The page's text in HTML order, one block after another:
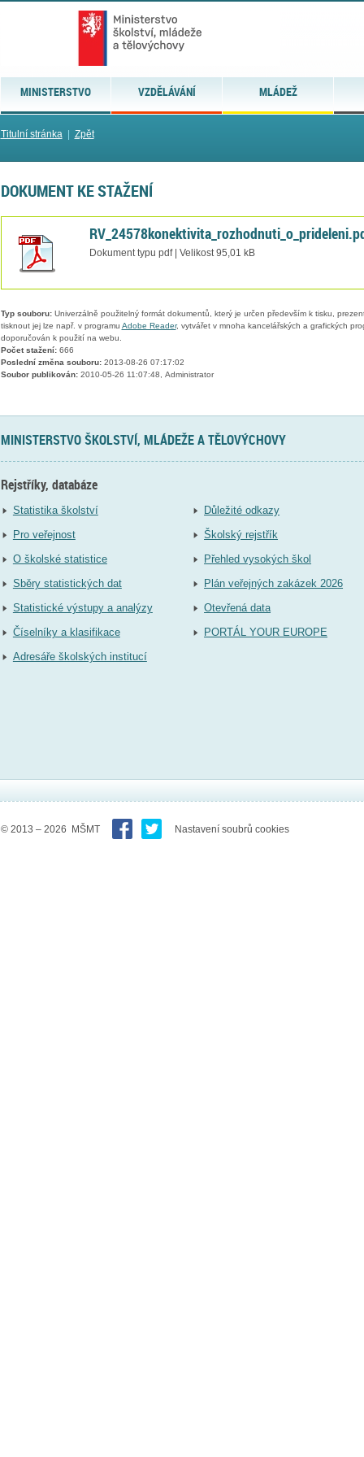
MINISTERSTVO VZDĚLÁVÁNÍ MLÁDEŽ
Titulní stránka| Zpět
DOKUMENT KE STAŽENÍ
Dokument typu pdf | Velikost 95,01 kB
Typ souboru:Univerzálně použitelný formát dokumentů, který je určen především k tisku,
tisknout jej lze např. v programu Adobe Reader, vytvářet v mnoha kancelářských a grafických
doporučován k použití na webu.
Počet stažení:666
Poslední změna souboru:2013-08-26 07:17:02
Soubor publikován:2010-05-26 11:07:48, Administrator
MINISTERSTVO ŠKOLSTVÍ, MLÁDEŽE A TĚLOVÝCHOVY
Rejstříky, databáze
Statistika školství
Pro veřejnost
O školské statistice
Sběry statistických dat
Statistické výstupy a analýzy
Číselníky a klasifikace
Adresáře školských institucí
Důležité odkazy
Školský rejstřík
Přehled vysokých škol
Plán veřejných zakázek 2026
Otevřená data
PORTÁL YOUR EUROPE
© 2013 – 2026 MŠMT Nastavení soubrů cookies